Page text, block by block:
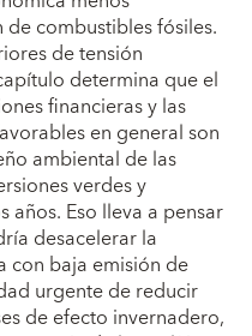
combustibles fósiles.
de tensión
determina que el
financieras y las
en general son
ambiental de las
verdes y
años. Eso lleva a pensar
desacelerar la
con baja emisión de
urgente de reducir
de efecto invernadero,